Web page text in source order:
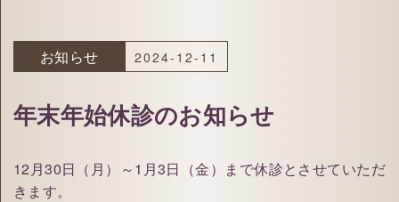
お知らせ 2024-12-11
年末年始休診のお知らせ
12月30日（月）～1月3日（金）まで休診とさせていただ
きます。